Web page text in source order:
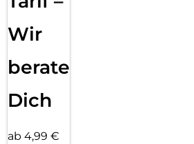
Wir
beraten
Dich
ab 4,99 €